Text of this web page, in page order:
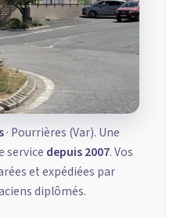
· Pourrières (Var). Une
service depuis 2007. Vos
et expédiées par
diplômés.